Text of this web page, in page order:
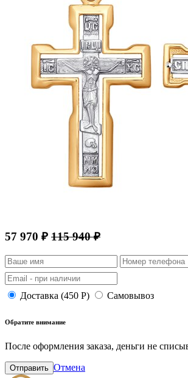
57 970 ₽ 115 940 ₽
Доставка (450 Р) Самовывоз
Обратите внимание
После оформления заказа, деньги не
Отправить Отмена